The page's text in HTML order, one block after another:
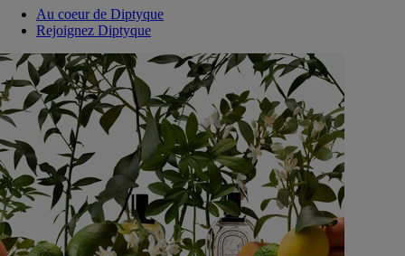
Au coeur de Diptyque
Rejoignez Diptyque